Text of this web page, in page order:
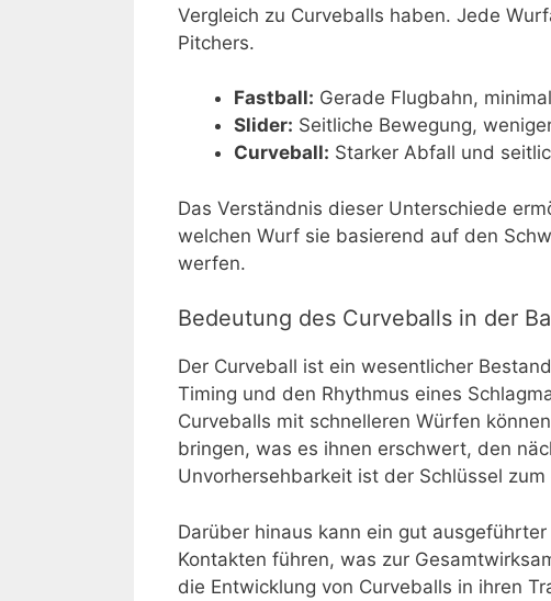
Vergleich zu Curveballs haben. Jede
Pitchers.
Fastball: Gerade Flugbahn,
Slider: Seitliche Bewegung,
Curveball: Starker Abfall und
Das Verständnis dieser Unterschiede
welchen Wurf sie basierend auf den
werfen.
Bedeutung des Curveballs in der
Der Curveball ist ein wesentlicher
Timing und den Rhythmus eines
Curveballs mit schnelleren Würfen
bringen, was es ihnen erschwert, den
Unvorhersehbarkeit ist der Schlüssel
Darüber hinaus kann ein gut
Kontakten führen, was zur
die Entwicklung von Curveballs in ihren